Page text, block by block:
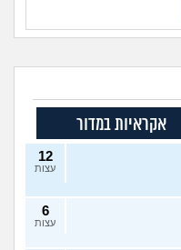
אקראיות במדור
12
עצות
6
עצות